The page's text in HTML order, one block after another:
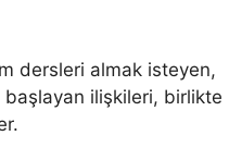
dersleri almak isteyen,
başlayan ilişkileri, birlikte